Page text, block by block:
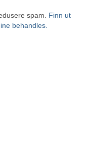
spam. Finn ut
behandles.